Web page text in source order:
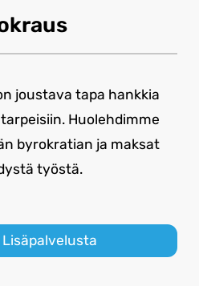
joustava tapa hankkia
Huolehdimme
byrokratian ja maksat
työstä.
Lisäpalvelusta